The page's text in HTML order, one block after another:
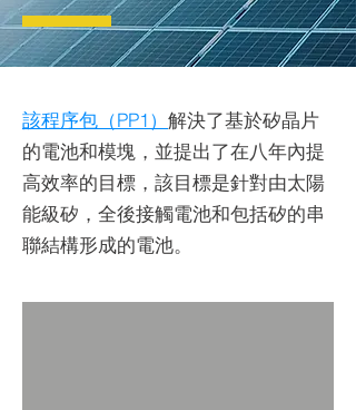
該程序包（PP1） 解決了基於矽晶片
的電池和模塊，並提出了在八年內提
高效率的目標，該目標是針對由太陽
能級矽，全後接觸電池和包括矽的串
聯結構形成的電池。